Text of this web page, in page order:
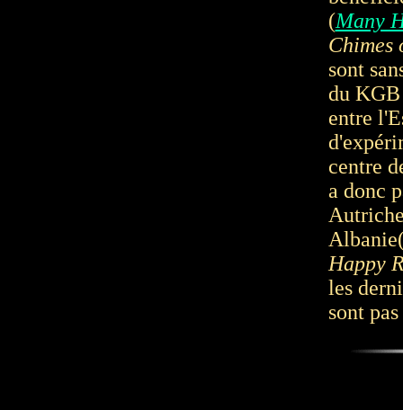
(Many
Chimes
sont
du
entre
centre
a donc
Happy
les
sont